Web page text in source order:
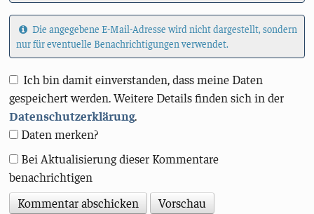
Die angegebene E-Mail-Adresse wird nicht dargestellt, sondern
nur für eventuelle Benachrichtigungen verwendet.
Ich bin damit einverstanden, dass meine Daten
gespeichert werden. Weitere Details finden sich in der
Datenschutzerklärung.
Daten merken?
Bei Aktualisierung dieser Kommentare
benachrichtigen